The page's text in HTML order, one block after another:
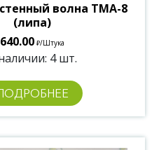
волна ТМА-8
(липа)
640.00 ₽/Штука
4 шт.